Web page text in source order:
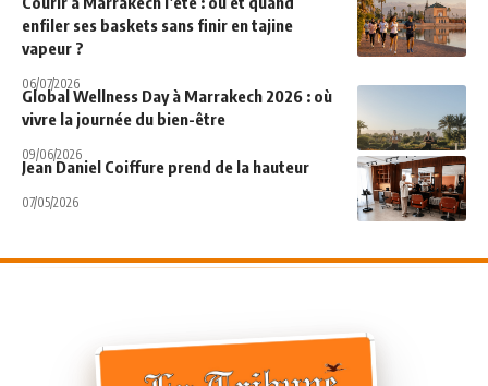
enfiler ses baskets sans finir en tajine
vapeur ?
06/07/2026
Global Wellness Day à Marrakech 2026 : où
vivre la journée du bien-être
09/06/2026
Jean Daniel Coiffure prend de la hauteur
07/05/2026